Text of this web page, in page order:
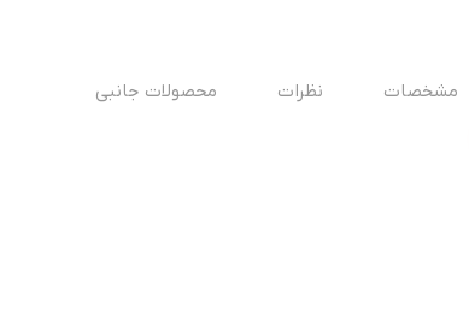
مشخصات نظرات محصولات جانبی